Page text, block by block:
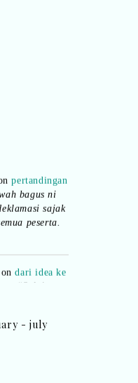
bagus ni
sajak
peserta.
ondari idea ke
:“Selain
sajak
TikTok
- july